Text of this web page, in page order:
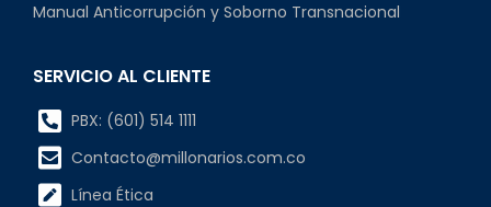
Manual Anticorrupción y Soborno Transnacional
SERVICIO AL CLIENTE
PBX: (601) 514 1111
Contacto@millonarios.com.co
Línea Ética